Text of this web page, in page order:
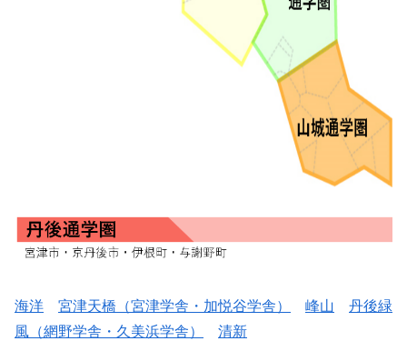
海洋 宮津天橋（宮津学舎・加悦谷学舎） 峰山
丹後緑
風（網野学舎・久美浜学舎）
清新